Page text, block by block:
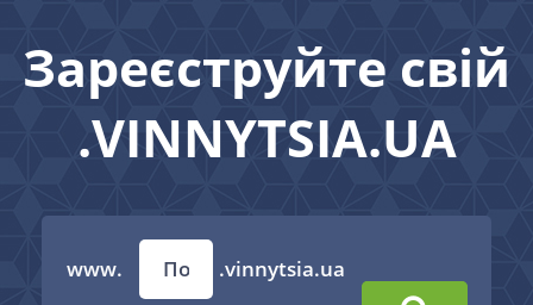
Зареєструйте свій
.VINNYTSIA.UA
www. .vinnytsia.ua